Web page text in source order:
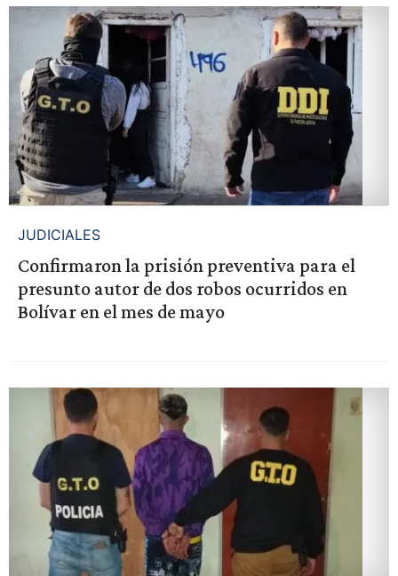
JUDICIALES
Confirmaron la prisión preventiva para el
presunto autor de dos robos ocurridos en
Bolívar en el mes de mayo